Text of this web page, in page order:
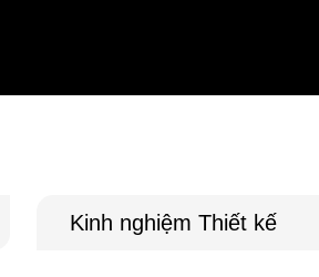
Kinh nghiệm Thiết kế